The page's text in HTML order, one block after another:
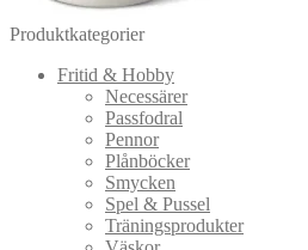
Produktkategorier
Fritid & Hobby
Necessärer
Passfodral
Pennor
Plånböcker
Smycken
Spel & Pussel
Träningsprodukter